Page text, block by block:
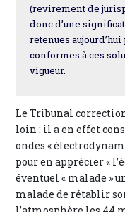
(revirement de
donc d’une
retenues
conformes à ces
vigueur.
Le Tribunal
loin : il a en effet
ondes «
pour en apprécier «
éventuel « malade »
malade de rétablir